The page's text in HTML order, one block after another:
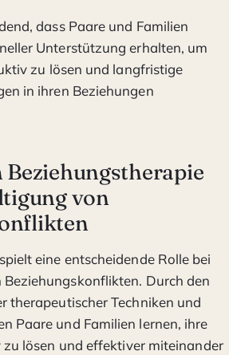
dass Paare und Familien
Unterstützung erhalten, um
zu lösen und langfristige
in ihren Beziehungen
Beziehungstherapie
von
eine entscheidende Rolle bei
Durch den
therapeutischer Techniken und
Paare und Familien lernen, ihre
lösen und effektiver miteinander